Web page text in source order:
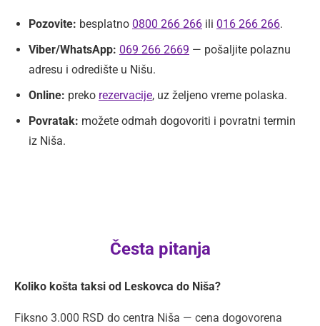
Pozovite: besplatno 0800 266 266 ili 016 266 266.
Viber/WhatsApp: 069 266 2669 — pošaljite polaznu
adresu i odredište u Nišu.
Online: preko rezervacije, uz željeno vreme polaska.
Povratak: možete odmah dogovoriti i povratni termin
iz Niša.
Česta pitanja
Koliko košta taksi od Leskovca do Niša?
Fiksno 3.000 RSD do centra Niša — cena dogovorena